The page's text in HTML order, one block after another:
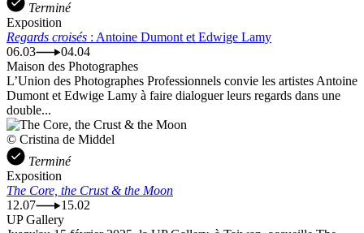
Terminé
Exposition
Regards croisés : Antoine Dumont et Edwige Lamy
06.03
04.04
Maison des Photographes
L’Union des Photographes Professionnels convie les artistes Antoine
Dumont et Edwige Lamy à faire dialoguer leurs regards dans une
double...
© Cristina de Middel
Terminé
Exposition
The Core, the Crust & the Moon
12.07
15.02
UP Gallery